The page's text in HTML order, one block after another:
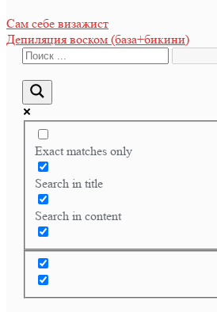
Навигация
по
записям
Сам себе визажист
Депиляция воском (база+бикини)
Exact matches only
Search in title
Search in content